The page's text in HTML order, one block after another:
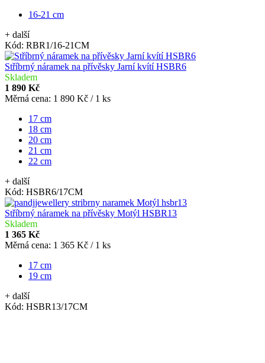
16-21 cm
+ další
Kód: RBR1/16-21CM
Stříbrný náramek na přívěsky Jarní kvítí HSBR6
Skladem
1 890 Kč
Měrná cena: 1 890 Kč / 1 ks
17 cm
18 cm
20 cm
21 cm
22 cm
+ další
Kód: HSBR6/17CM
Stříbrný náramek na přívěsky Motýl HSBR13
Skladem
1 365 Kč
Měrná cena: 1 365 Kč / 1 ks
17 cm
19 cm
+ další
Kód: HSBR13/17CM